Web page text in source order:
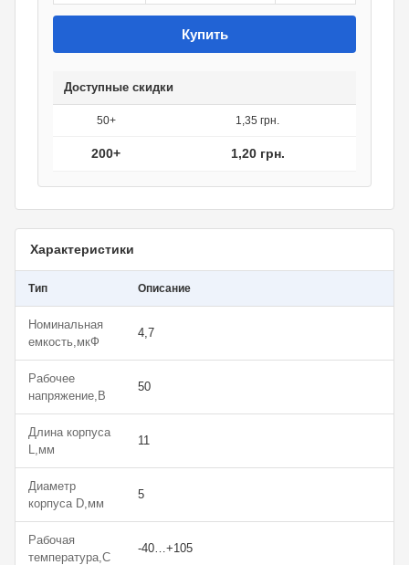
Купить
Доступные скидки
50+ 1,35 грн.
200+ 1,20 грн.
Характеристики
Тип Описание
Номинальная
емкость,мкФ
4,7
Рабочее
напряжение,В
50
Длина корпуса
L,мм
11
Диаметр
корпуса D,мм
5
Рабочая
температура,С
-40…+105